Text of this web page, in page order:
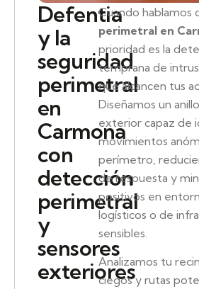
Defentia
y la
seguridad
perimetral
en
Carmona
con
detección
perimetral
y
sensores
exteriores
Cuando hablamos
perimetral en
prioridad es la
temprana de
que alcancen tus
Diseñamos un
exterior capaz de
movimientos
perímetro,
de respuesta y
positivos en
logísticos o de
sensibles.
Analizamos tu
ciegos y rutas